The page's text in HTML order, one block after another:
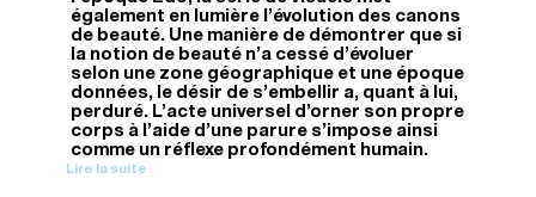
également en lumière l’évolution des canons
de beauté. Une manière de démontrer que si
la notion de beauté n’a cessé d’évoluer
selon une zone géographique et une époque
données, le désir de s’embellir a, quant à lui,
perduré. L’acte universel d’orner son propre
corps à l’aide d’une parure s’impose ainsi
comme un réflexe profondément humain.
Lire la suite